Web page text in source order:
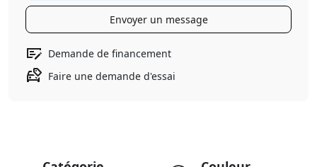
Envoyer un message
Demande de financement
Faire une demande d'essai